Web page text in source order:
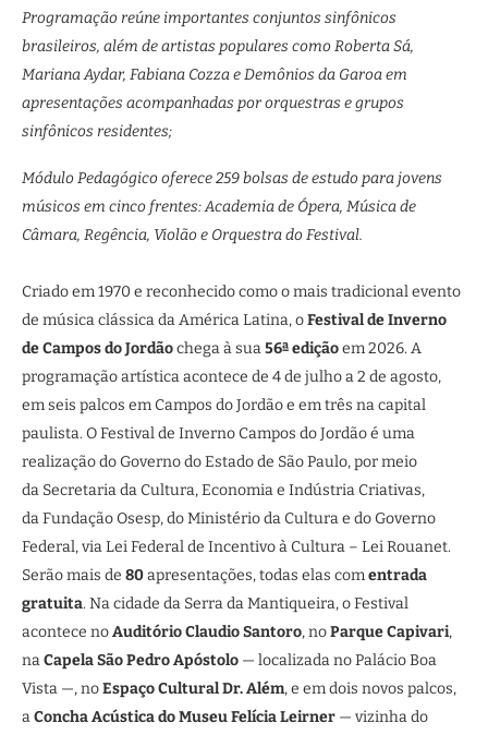
Programação reúne importantes conjuntos sinfônicos
brasileiros, além de artistas populares como Roberta Sá,
Mariana Aydar, Fabiana Cozza e Demônios da Garoa em
apresentações acompanhadas por orquestras e grupos
sinfônicos residentes;
Módulo Pedagógico oferece 259 bolsas de estudo para jovens
músicos em cinco frentes: Academia de Ópera, Música de
Câmara, Regência, Violão e Orquestra do Festival.
Criado em 1970 e reconhecido como o mais tradicional evento
de música clássica da América Latina, oFestival de Inverno
de Campos do Jordãochega à sua56ª ediçãoem 2026. A
programação artística acontece de 4 de julho a 2 de agosto,
em seis palcos em Campos do Jordão e em três na capital
paulista. O Festival de Inverno Campos do Jordão é uma
realização do Governo do Estado de São Paulo, por meio
da Secretaria da Cultura, Economia e Indústria Criativas,
da Fundação Osesp, do Ministério da Cultura e do Governo
Federal, via Lei Federal de Incentivo à Cultura – Lei Rouanet.
Serão mais de 80apresentações, todas elas comentrada
gratuita. Na cidade da Serra da Mantiqueira, o Festival
acontece noAuditório Claudio Santoro, noParque Capivari,
naCapela São Pedro Apóstolo — localizada no Palácio Boa
Vista —, noEspaço Cultural Dr. Além, e em dois novos palcos,
aConcha Acústica do Museu Felícia Leirner — vizinha do